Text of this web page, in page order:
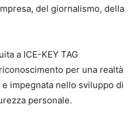
del giornalismo, della
a ICE-KEY TAG
per una realtà
impegnata nello sviluppo di
personale.